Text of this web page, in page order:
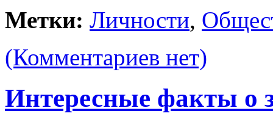
Метки: Личности,
(Комментариев нет)
Интересные факты о